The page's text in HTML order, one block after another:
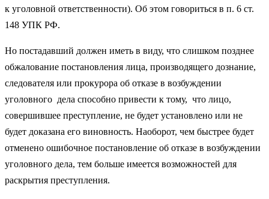
к уголовной ответственности). Об этом говориться в п. 6 ст.
148 УПК РФ.
Но постадавший должен иметь в виду, что слишком позднее
обжалование постановления лица, производящего дознание,
следователя или прокурора об отказе в возбуждении
уголовного дела способно привести к тому, что лицо,
совершившее преступление, не будет установлено или не
будет доказана его виновность. Наоборот, чем быстрее будет
отменено ошибочное постановление об отказе в возбуждении
уголовного дела, тем больше имеется возможностей для
раскрытия преступления.